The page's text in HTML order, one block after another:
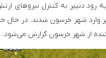
رود دنیپر به کنترل نیروهای
وارد شهر خرسون شدند. در
از شهر خرسون گزارش می‌شود.